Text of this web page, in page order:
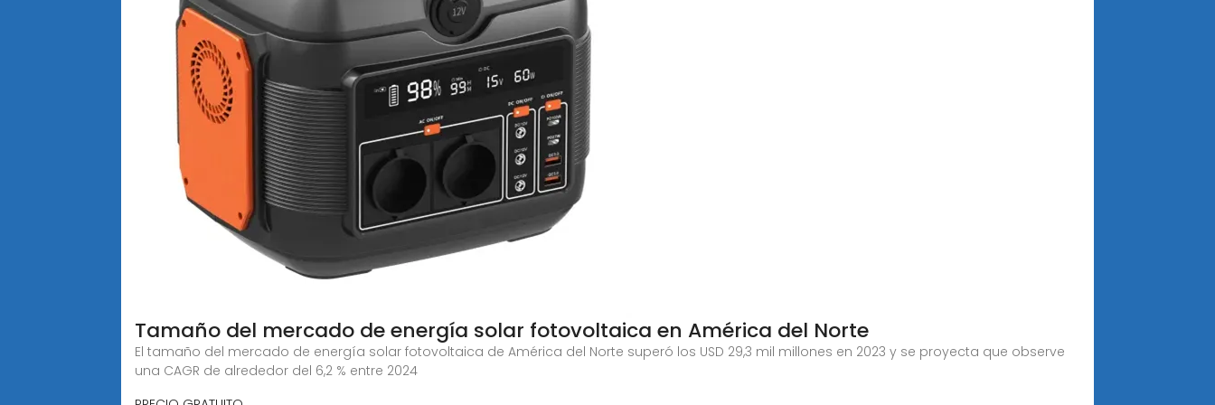
Tamaño del mercado de energía solar fotovoltaica en América del Norte
El tamaño del mercado de energía solar fotovoltaica de América del Norte superó los USD 29,3 mil millones en 2023 y se proyecta que observe
una CAGR de alrededor del 6,2 % entre 2024